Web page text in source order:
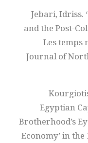
47- Jebari,
and the Post-
Les temps
Journal of
48-
Egyptian
Brotherhood’s
Economy’ in